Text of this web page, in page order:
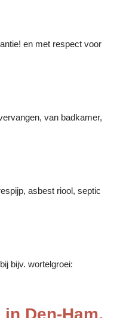
en met respect voor
van badkamer,
asbest riool, septic
bijv. wortelgroei:
Den-Ham,